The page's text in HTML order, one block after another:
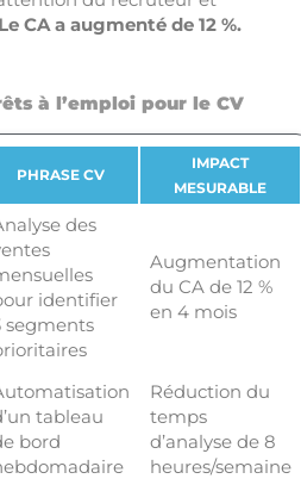
Le CA a augmenté de 12 %.
à l’emploi pour le CV
PHRASE CV
IMPACT
MESURABLE
des
identifier
segments
Augmentation
du CA de 12 %
en 4 mois
tableau
bord
Réduction du
temps
d’analyse de 8
heures/semaine